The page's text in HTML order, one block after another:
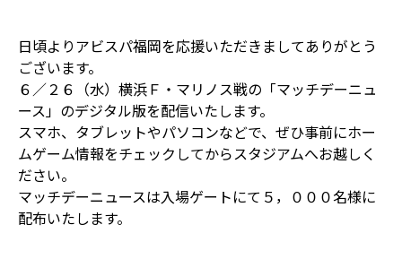
日頃よりアビスパ福岡を応援いただきましてありがとう
ございます。
６／２６（水）横浜Ｆ・マリノス戦の「マッチデーニュ
ース」のデジタル版を配信いたします。
スマホ、タブレットやパソコンなどで、ぜひ事前にホー
ムゲーム情報をチェックしてからスタジアムへお越しく
ださい。
マッチデーニュースは入場ゲートにて５，０００名様に
配布いたします。